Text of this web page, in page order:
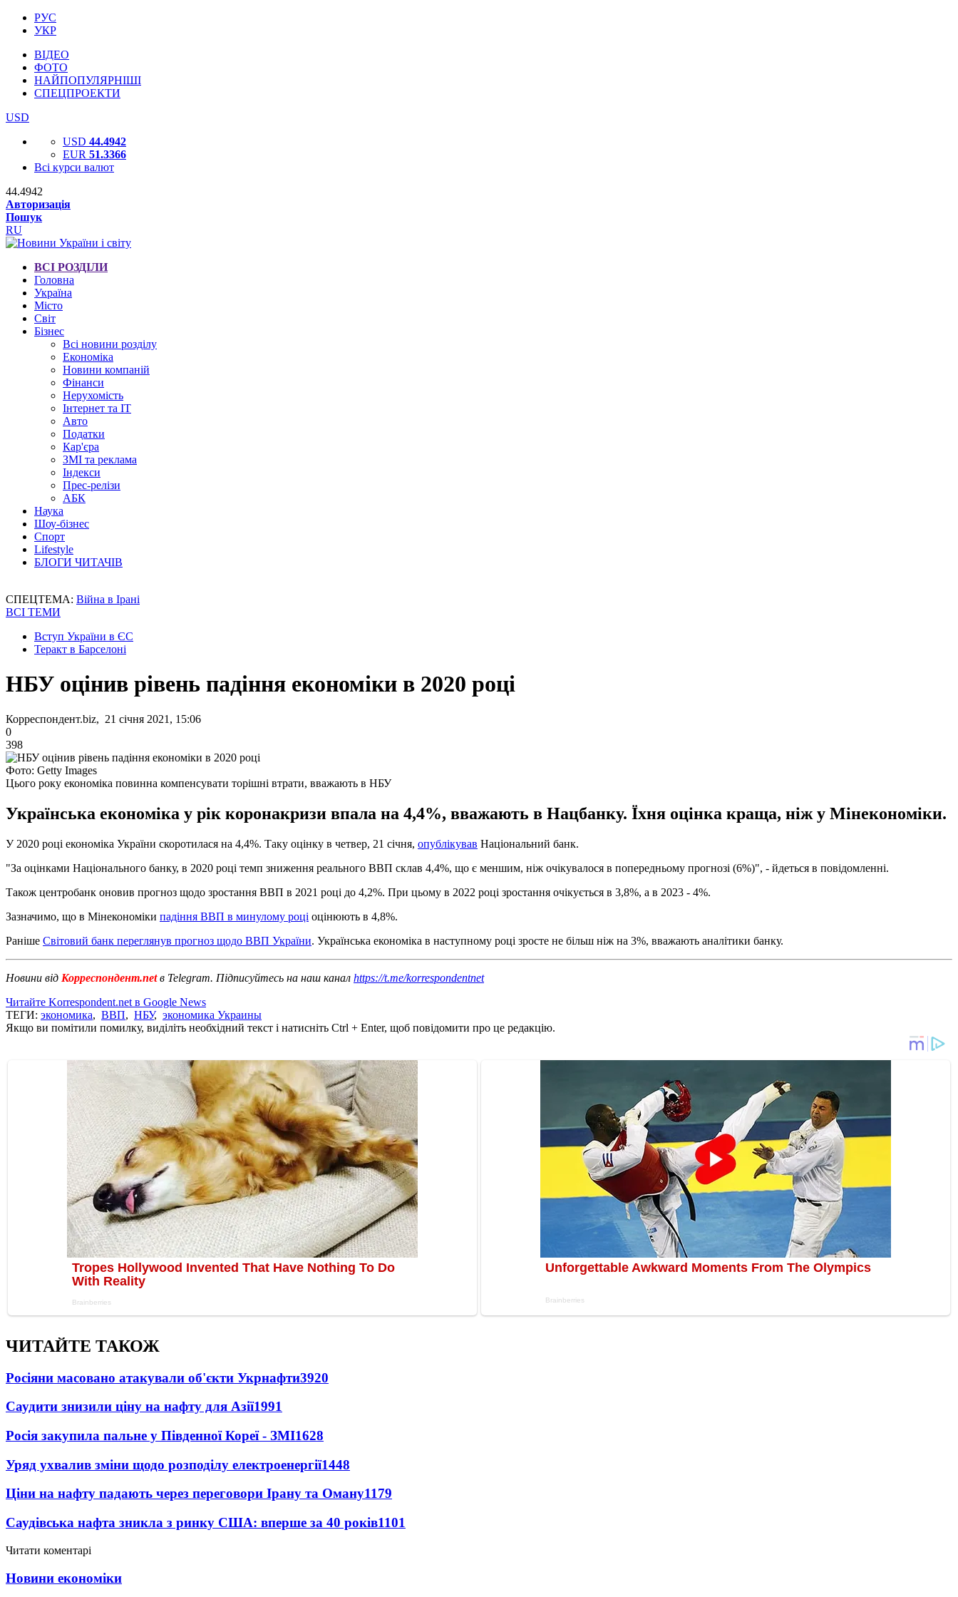
РУС
УКР
ВІДЕО
ФОТО
НАЙПОПУЛЯРНІШІ
СПЕЦПРОЕКТИ
USD
USD 44.4942
EUR 51.3366
Всі курси валют
44.4942
Авторизація
Пошук
RU
ВСІ РОЗДІЛИ
Головна
Україна
Місто
Світ
Бізнес
Всі новини розділу
Економіка
Новини компаній
Фінанси
Нерухомість
Інтернет та IT
Авто
Податки
Кар'єра
ЗМІ та реклама
Індекси
Прес-релізи
АБК
Наука
Шоу-бізнес
Спорт
Lifestyle
БЛОГИ ЧИТАЧІВ
СПЕЦТЕМА: Війна в Ірані
ВСІ ТЕМИ
Вступ України в ЄС
Теракт в Барселоні
НБУ оцінив рівень падіння економіки в 2020 році
Корреспондент.biz, 21 січня 2021, 15:06
0
398
Фото: Getty Images
Цього року економіка повинна компенсувати торішні втрати, вважають в НБУ
Українська економіка у рік коронакризи впала на 4,4%, вважають в Нацбанку. Їхня оцінка краща, ніж у Мінекономіки.
У 2020 році економіка України скоротилася на 4,4%. Таку оцінку в четвер, 21 січня, опублікував Національний банк.
"За оцінками Національного банку, в 2020 році темп зниження реального ВВП склав 4,4%, що є меншим, ніж очікувалося в попередньому прогнозі (6%)", - йдеться в повідомленні.
Також центробанк оновив прогноз щодо зростання ВВП в 2021 році до 4,2%. При цьому в 2022 році зростання очікується в 3,8%, а в 2023 - 4%.
Зазначимо, що в Мінекономіки падіння ВВП в минулому році оцінюють в 4,8%.
Раніше Світовий банк переглянув прогноз щодо ВВП України. Українська економіка в наступному році зросте не більш ніж на 3%, вважають аналітики банку.
Новини від Корреспондент.netв Telegram. Підписуйтесь на наш канал https://t.me/korrespondentnet
Читайте Korrespondent.net в Google News
ТЕГИ: экономика, ВВП, НБУ, экономика Украины
Якщо ви помітили помилку, виділіть необхідний текст і натисніть Ctrl + Enter, щоб повідомити про це редакцію.
ЧИТАЙТЕ ТАКОЖ
Росіяни масовано атакували об'єкти Укрнафти3920
Саудити знизили ціну на нафту для Азії1991
Росія закупила пальне у Південної Кореї - ЗМІ1628
Уряд ухвалив зміни щодо розподілу електроенергії1448
Ціни на нафту падають через переговори Ірану та Оману1179
Саудівська нафта зникла з ринку США: вперше за 40 років1101
Читати коментарі
Новини економіки